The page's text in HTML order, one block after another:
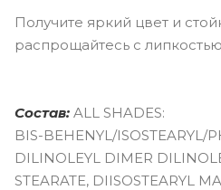
Получите яркий цвет и
распрощайтесь с
Состав: ALL SHADES:
BIS-BEHENYL/ISOSTEARYL/
DILINOLEYL DIMER
STEARATE, DIISOSTEARYL